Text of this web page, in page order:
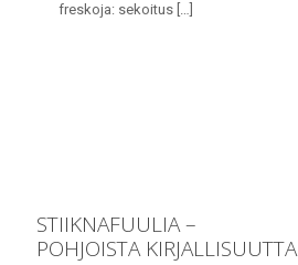
freskoja: sekoitus […]
STIIKNAFUULIA –
POHJOISTA KIRJALLISUUTTA